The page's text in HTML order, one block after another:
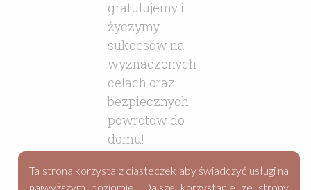
Ta strona korzysta z ciasteczek aby świadczyć usługi na
najwyższym poziomie. Dalsze korzystanie ze strony